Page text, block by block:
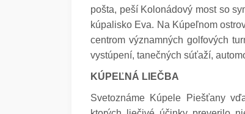
pošta, peší Kolonádový most so
kúpalisko Eva. Na Kúpeľnom
centrom významných golfových
vystúpení, tanečných súťaží,
KÚPEĽNÁ LIEČBA
Svetoznáme Kúpele Piešťany